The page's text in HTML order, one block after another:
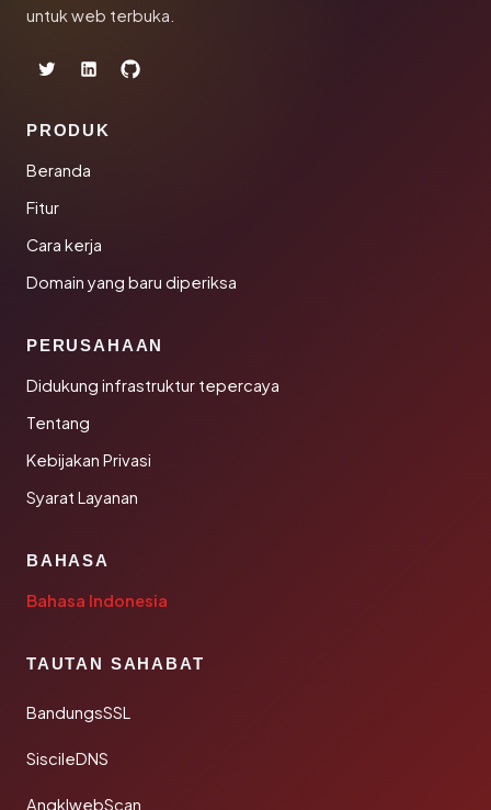
untuk web terbuka.
PRODUK
Beranda
Fitur
Cara kerja
Domain yang baru diperiksa
PERUSAHAAN
Didukung infrastruktur tepercaya
Tentang
Kebijakan Privasi
Syarat Layanan
BAHASA
Bahasa Indonesia
TAUTAN SAHABAT
BandungsSSL
SiscileDNS
AngklwebScan